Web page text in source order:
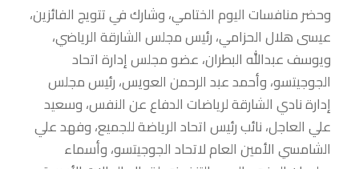
وحضر منافسات اليوم الختامي، وشارك في تتويج الفائزين،
عيسى هلال الحزامي، رئيس مجلس الشارقة الرياضي،
ويوسف عبدالله البطران، عضو مجلس إدارة اتحاد
الجوجيتسو، وأحمد عبد الرحمن العويس، رئيس مجلس
إدارة نادي الشارقة لرياضات الدفاع عن النفس، وسعيد
علي العاجل، نائب رئيس اتحاد الرياضة للجميع، وفهد علي
الشامسي الأمين العام لاتحاد الجوجيتسو، وأسماء